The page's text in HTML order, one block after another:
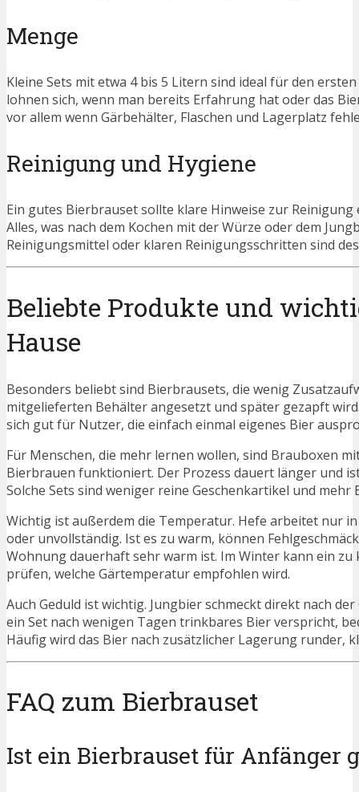
Menge
Kleine Sets mit etwa 4 bis 5 Litern sind ideal für den
lohnen sich, wenn man bereits Erfahrung hat oder das
vor allem wenn Gärbehälter, Flaschen und Lagerplatz
Reinigung und Hygiene
Ein gutes Bierbrauset sollte klare Hinweise zur
Alles, was nach dem Kochen mit der Würze oder dem
Reinigungsmittel oder klaren Reinigungsschritten sind
Beliebte Produkte und
Hause
Besonders beliebt sind Bierbrausets, die wenig
mitgelieferten Behälter angesetzt und später gezapft
sich gut für Nutzer, die einfach einmal eigenes Bier
Für Menschen, die mehr lernen wollen, sind Brauboxen
Bierbrauen funktioniert. Der Prozess dauert länger und
Solche Sets sind weniger reine Geschenkartikel und mehr
Wichtig ist außerdem die Temperatur. Hefe arbeitet nur
oder unvollständig. Ist es zu warm, können
Wohnung dauerhaft sehr warm ist. Im Winter kann ein
prüfen, welche Gärtemperatur empfohlen wird.
Auch Geduld ist wichtig. Jungbier schmeckt direkt nach
ein Set nach wenigen Tagen trinkbares Bier verspricht,
Häufig wird das Bier nach zusätzlicher Lagerung runder,
FAQ zum Bierbrauset
Ist ein Bierbrauset für Anfänger